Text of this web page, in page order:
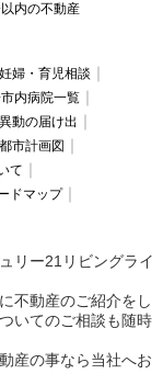
内の不動産
婦・育児相談
内病院一覧
動の届け出
市計画図
て
ドマップ
リー21リビングライ
不動産のご紹介をし
いてのご相談も随時
産の事なら当社へお